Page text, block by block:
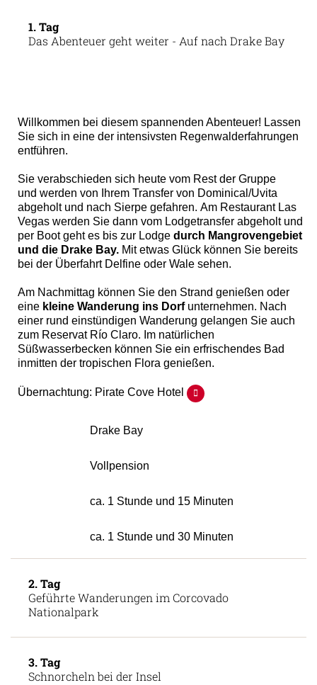
1. Tag
Das Abenteuer geht weiter - Auf nach Drake Bay
Willkommen bei diesem spannenden Abenteuer! Lassen
Sie sich in eine der intensivsten Regenwalderfahrungen
entführen.
Sie verabschieden sich heute vom Rest der Gruppe
und werden von Ihrem Transfer von Dominical/Uvita
abgeholt und nach Sierpe gefahren. Am Restaurant Las
Vegas werden Sie dann vom Lodgetransfer abgeholt und
per Boot geht es bis zur Lodge durch Mangrovengebiet
und die Drake Bay. Mit etwas Glück können Sie bereits
bei der Überfahrt Delfine oder Wale sehen.
Am Nachmittag können Sie den Strand genießen oder
eine kleine Wanderung ins Dorfunternehmen. Nach
einer rund einstündigen Wanderung gelangen Sie auch
zum Reservat Río Claro. Im natürlichen
Süßwasserbecken können Sie ein erfrischendes Bad
inmitten der tropischen Flora genießen.
Übernachtung: Pirate Cove Hotel
Drake Bay
Vollpension
ca. 1 Stunde und 15 Minuten
ca. 1 Stunde und 30 Minuten
2. Tag
Geführte Wanderungen im Corcovado
Nationalpark
3. Tag
Schnorcheln bei der Insel